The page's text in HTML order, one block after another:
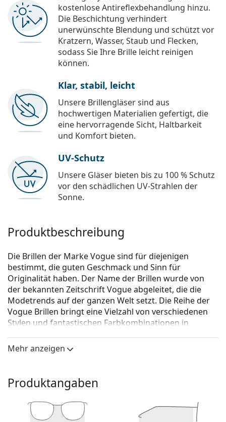
kostenlose Antireflexbehandlung hinzu.
Die Beschichtung verhindert
unerwünschte Blendung und schützt vor
Kratzern, Wasser, Staub und Flecken,
sodass Sie Ihre Brille leicht reinigen
können.
Klar, stabil, leicht
Unsere Brillengläser sind aus
hochwertigen Materialien gefertigt, die
eine hervorragende Sicht, Haltbarkeit
und Komfort bieten.
UV-Schutz
Unsere Gläser bieten bis zu 100 % Schutz
vor den schädlichen UV-Strahlen der
Sonne.
Produktbeschreibung
Die Brillen der Marke Vogue sind für diejenigen
bestimmt, die guten Geschmack und Sinn für
Originalität haben. Der Name der Brillen wurde von
der bekannten Zeitschrift Vogue abgeleitet, die die
Modetrends auf der ganzen Welt setzt. Die Reihe der
Vogue Brillen bringt eine Vielzahl von verschiedenen
Stylen und fantastischen Farbkombinationen in
Vogue 0VO5434 W44 49
von Lentiamo an, wie Sie in dieser Brille aussehen.
Die schwarze Farbe der Brillenfassung passt perfekt
Mehr anzeigen
Produktangaben